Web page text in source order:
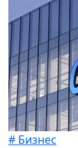
# Бизнес